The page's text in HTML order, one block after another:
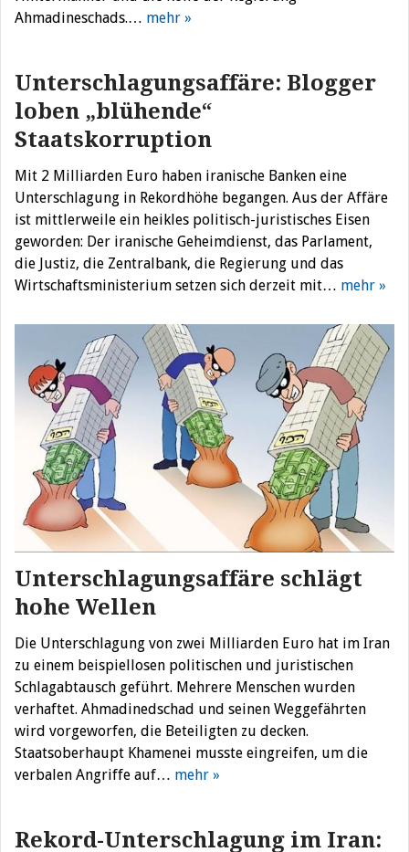
Ahmadineschads.… mehr »
Unterschlagungsaffäre: Blogger
loben „blühende“
Staatskorruption
Mit 2 Milliarden Euro haben iranische Banken eine
Unterschlagung in Rekordhöhe begangen. Aus der Affäre
ist mittlerweile ein heikles politisch-juristisches Eisen
geworden: Der iranische Geheimdienst, das Parlament,
die Justiz, die Zentralbank, die Regierung und das
Wirtschaftsministerium setzen sich derzeit mit… mehr »
Unterschlagungsaffäre schlägt
hohe Wellen
Die Unterschlagung von zwei Milliarden Euro hat im Iran
zu einem beispiellosen politischen und juristischen
Schlagabtausch geführt. Mehrere Menschen wurden
verhaftet. Ahmadinedschad und seinen Weggefährten
wird vorgeworfen, die Beteiligten zu decken.
Staatsoberhaupt Khamenei musste eingreifen, um die
verbalen Angriffe auf… mehr »
Rekord-Unterschlagung im Iran: